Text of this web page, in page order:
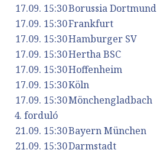
17.09. 15:30Borussia Dortmund
17.09. 15:30Frankfurt
17.09. 15:30Hamburger SV
17.09. 15:30Hertha BSC
17.09. 15:30Hoffenheim
17.09. 15:30Köln
17.09. 15:30Mönchengladbach
4. forduló
21.09. 15:30Bayern München
21.09. 15:30Darmstadt